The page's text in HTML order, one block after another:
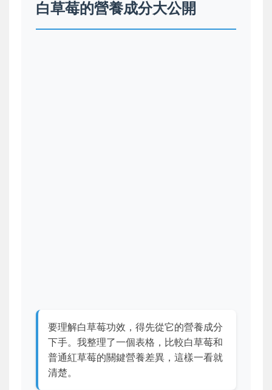
白草莓的營養成分大公開
要理解白草莓功效，得先從它的營養成分
下手。我整理了一個表格，比較白草莓和
普通紅草莓的關鍵營養差異，這樣一看就
清楚。